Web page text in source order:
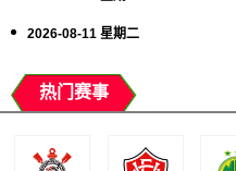
2026-08-11 星期二
热门赛事